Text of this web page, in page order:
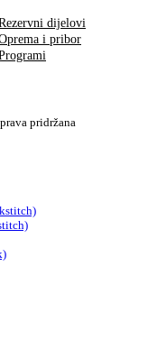
dijelovi
i pribor
pridržana